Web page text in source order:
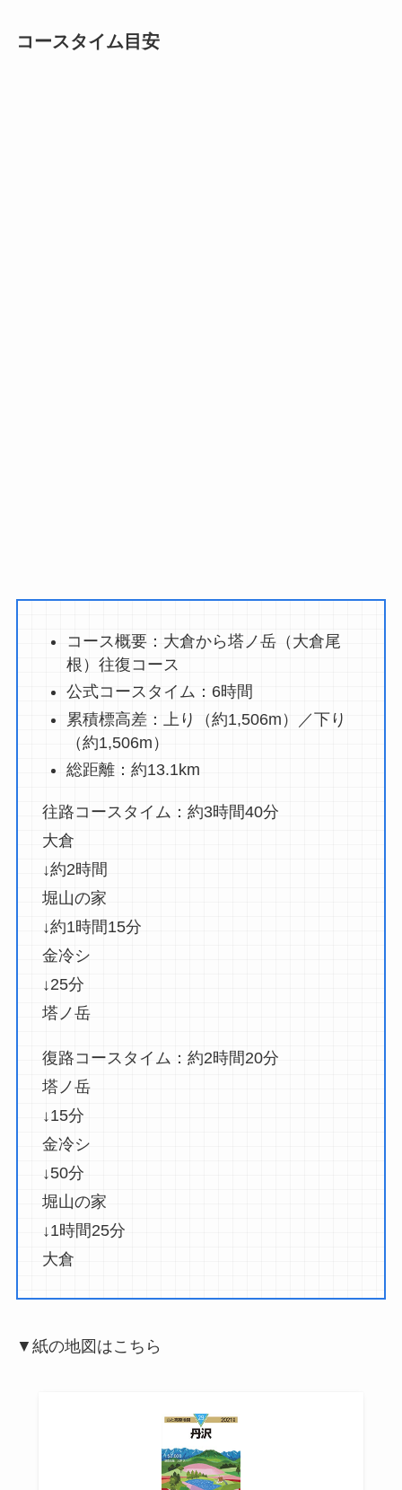
コースタイム目安
コース概要：大倉から塔ノ岳（大倉尾
根）往復コース
公式コースタイム：6時間
累積標高差：上り（約1,506m）／下り
（約1,506m）
総距離：約13.1km
往路コースタイム：約3時間40分
大倉
↓約2時間
堀山の家
↓約1時間15分
金冷シ
↓25分
塔ノ岳
復路コースタイム：約2時間20分
塔ノ岳
↓15分
金冷シ
↓50分
堀山の家
↓1時間25分
大倉
▼紙の地図はこちら